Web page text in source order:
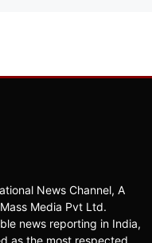
News Channel, A
Media Pvt Ltd.
news reporting in India,